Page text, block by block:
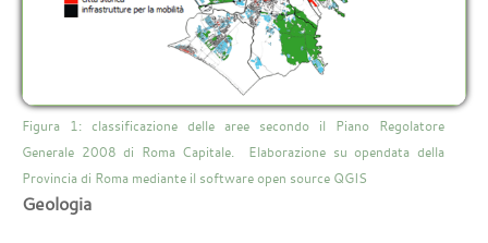
Figura 1: classificazione delle aree secondo il Piano Regolatore
Generale 2008 di Roma Capitale. Elaborazione su opendata della
Provincia di Roma mediante il software open source QGIS
Geologia